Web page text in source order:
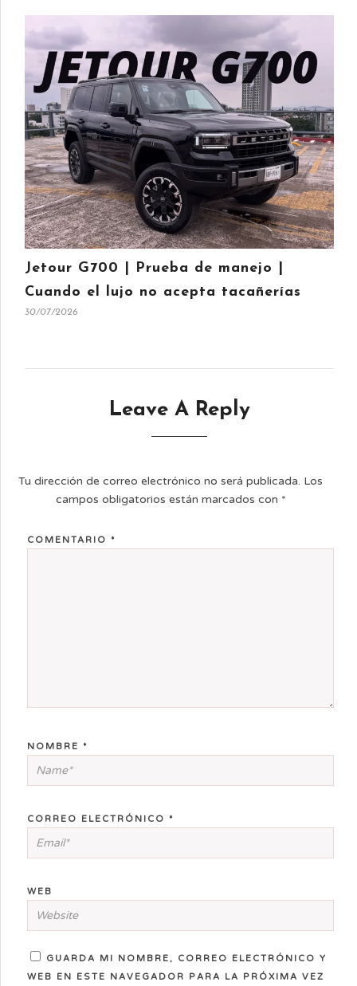
Jetour G700 | Prueba de manejo |
Cuando el lujo no acepta tacañerías
30/07/2026
Leave A Reply
Tu dirección de correo electrónico no será publicada. Los
campos obligatorios están marcados con *
COMENTARIO *
NOMBRE *
CORREO ELECTRÓNICO *
WEB
GUARDA MI NOMBRE, CORREO ELECTRÓNICO Y
WEB EN ESTE NAVEGADOR PARA LA PRÓXIMA VEZ